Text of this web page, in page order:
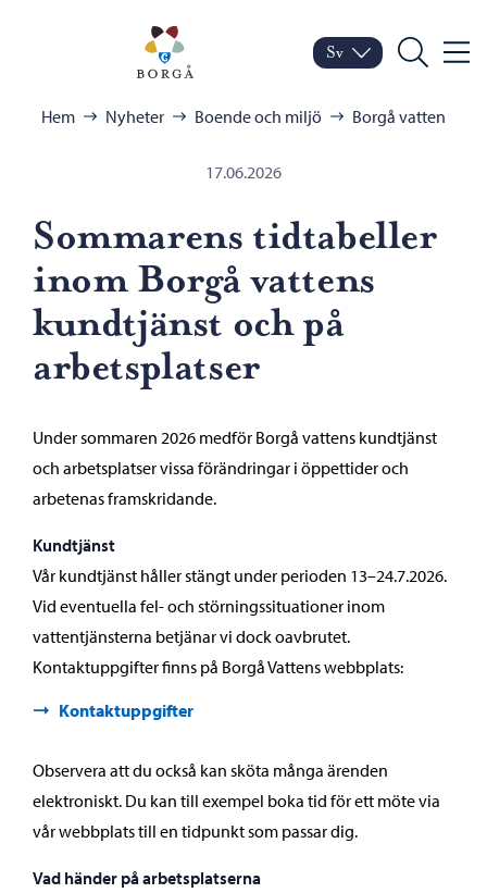
Porvoo – Gå till
Byt språk
Nuvarande språk:
Sv
Sök Meny
Bläddra:
Hem Nyheter Boende och miljö Borgå vatten
17.06.2026
Sommarens tidtabeller
inom Borgå vattens
kundtjänst och på
arbetsplatser
Under sommaren 2026 medför Borgå vattens kundtjänst
och arbetsplatser vissa förändringar i öppettider och
arbetenas framskridande.
Kundtjänst
Vår kundtjänst håller stängt under perioden 13–24.7.2026.
Vid eventuella fel- och störningssituationer inom
vattentjänsterna betjänar vi dock oavbrutet.
Kontaktuppgifter finns på Borgå Vattens webbplats:
Kontaktuppgifter
Observera att du också kan sköta många ärenden
elektroniskt. Du kan till exempel boka tid för ett möte via
vår webbplats till en tidpunkt som passar dig.
Vad händer på arbetsplatserna